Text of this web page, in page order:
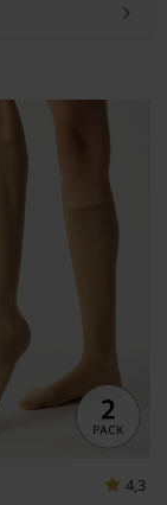
zijn ook
4,3